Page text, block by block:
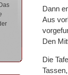
Dann
Aus
Den
Die